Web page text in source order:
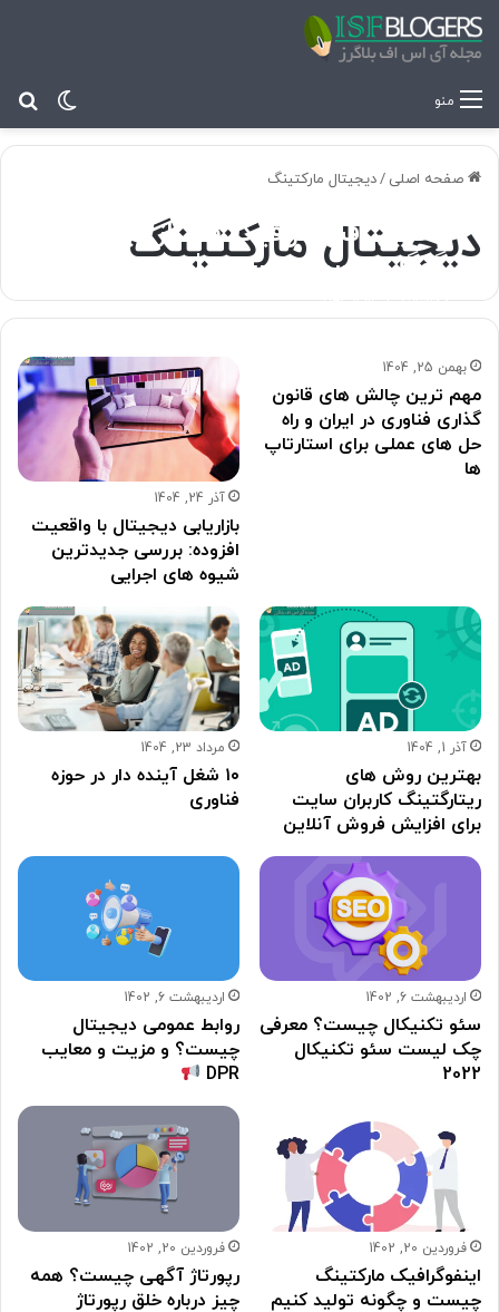
منو
صفحه اصلی /دیجیتال مارکتینگ
دیجیتال مارکتینگ
تحلیل افت ترافیک بعد از آپدیت
گوگل با سرچ کنسول | بررسی گام
به گام یک Case واقعی و
اسفند 4, 1404 9
بهمن 25, 1404
مهم ترین چالش های قانون
گذاری فناوری در ایران و راه
حل های عملی برای استارتاپ
ها
آذر 24, 1404
بازاریابی دیجیتال با واقعیت
افزوده: بررسی جدیدترین
شیوه های اجرایی
آذر 1, 1404
بهترین روش های
ریتارگتینگ کاربران سایت
برای افزایش فروش آنلاین
مرداد 23, 1404
۱۰ شغل آینده دار در حوزه
فناوری
اردیبهشت 6, 1402
سئو تکنیکال چیست؟ معرفی
چک لیست سئو تکنیکال
2022
اردیبهشت 6, 1402
روابط عمومی دیجیتال
چیست؟ و مزیت و معایب
DPR
فروردین 20, 1402
اینفوگرافیک مارکتینگ
چیست و چگونه تولید کنیم
فروردین 20, 1402
رپورتاژ آگهی چیست؟ همه
چیز درباره خلق رپورتاژ